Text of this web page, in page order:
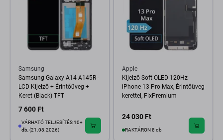
Samsung
Samsung Galaxy A14 A145R -
LCD Kijelző + Érintőüveg +
Keret (Black) TFT
7 600 Ft
VÁRHATÓ TELJESÍTÉS 10+
db, (21.08.2026)
Apple
Kijelző Soft OLED 120Hz
iPhone 13 Pro Max, Érintőüveg
kerettel, FixPremium
24 030 Ft
RAKTÁRON 8 db